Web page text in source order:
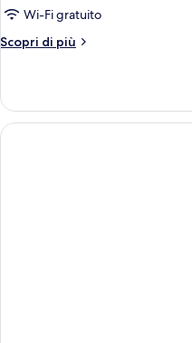
Wi-Fi gratuito
Scopri di più
Altri